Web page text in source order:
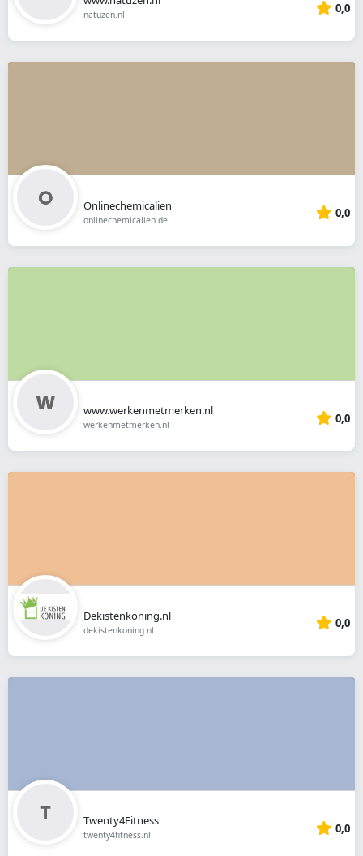
natuzen.nl 0,0
Onlinechemicalien
onlinechemicalien.de 0,0
www.werkenmetmerken.nl
werkenmetmerken.nl 0,0
Dekistenkoning.nl
dekistenkoning.nl 0,0
Twenty4Fitness
twenty4fitness.nl 0,0